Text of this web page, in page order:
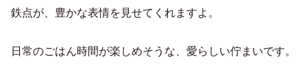
鉄点が、豊かな表情を見せてくれますよ。
日常のごはん時間が楽しめそうな、愛らしい佇まいです。